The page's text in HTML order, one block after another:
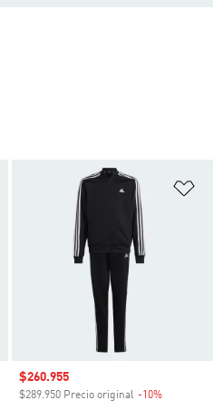
Añadir a la lista de deseos
Precio de venta
$260.955
$289.950 Precio original -10%